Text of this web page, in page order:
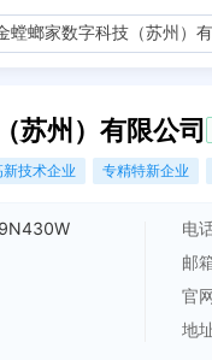
苏州）有限公司
新技术企业 专精特新企业
电
邮
官
地